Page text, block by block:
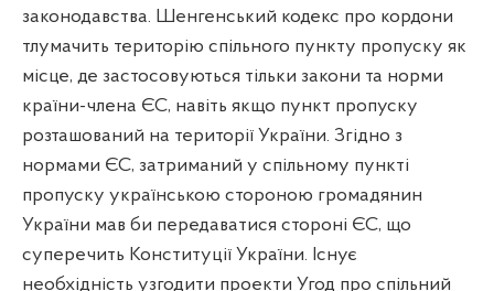
законодавства. Шенгенський кодекс про кордони
тлумачить територію спільного пункту пропуску як
місце, де застосовуються тільки закони та норми
країни-члена ЄС, навіть якщо пункт пропуску
розташований на території України. Згідно з
нормами ЄС, затриманий у спільному пункті
пропуску українською стороною громадянин
України мав би передаватися стороні ЄС, що
суперечить Конституції України. Існує
необхідність узгодити проекти Угод про спільний